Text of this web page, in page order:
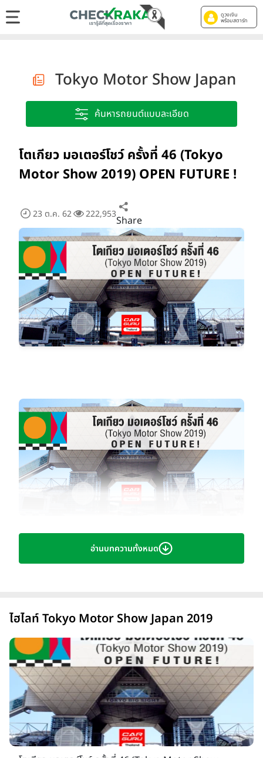
ดูวงเงิน
พร้อมสตาร์ท
Tokyo Motor Show Japan
ค้นหารถยนต์แบบละเอียด
โตเกียว มอเตอร์โชว์ ครั้งที่ 46 (Tokyo
Motor Show 2019) OPEN FUTURE !
23 ต.ค. 62 222,953Share
โตเกียว มอเตอร์โชว์ ครั้งที่ 46 (Tokyo Motor Show 2019)
นั่งและรถเพื่อการพาณิชย์, เครื่องเสียง, อุปกรณ์เกี่ยวกับรถ และ
เทคโนโลยีใหม่ๆ จัดทั้งหมด 12 วัน ตั้งแต่ 24 ตุลาคม – 4
พฤศจิกายน 2562 โดยมีบริษัทและองค์กรต่าง ๆ 186 แห่งจาก 7
ประเทศทั่วโลกเข้าร่วมในงานจัดแสดงยานยนต์และอีเวนต์เอนเตอร์
เทนเมนต์สุดตื่นเต้นเร้าใจครั้งนี้ เปิดโอกาสให้ผู้ชมงานได้สัมผัสกับ
โฉมหน้าใหม่ของนวัตกรรมยานยนต์ซึ่งจะสอดประสานเป็นหนึ่งเดียว
กับประสบการณ์การใช้ชีวิตของผู้คนในอนาคตอันใกล้
อ่านบทความทั้งหมด
ไฮไลท์ Tokyo Motor Show Japan 2019